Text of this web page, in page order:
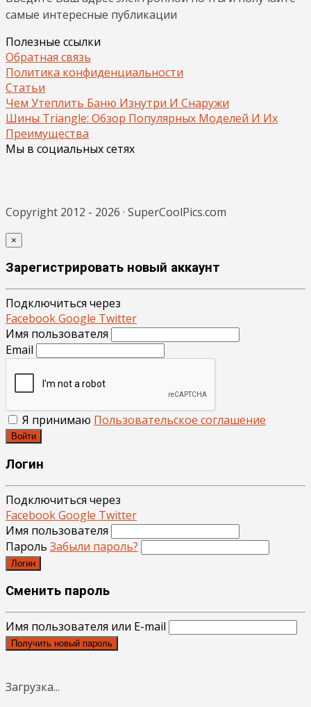
самые интересные публикации
Полезные ссылки
Обратная связь
Политика конфиденциальности
Статьи
Чем Утеплить Баню Изнутри И Снаружи
Шины Triangle: Обзор Популярных Моделей И Их
Преимущества
Мы в социальных сетях
Copyright 2012 - 2026 · SuperCoolPics.com
×
Зарегистрировать новый аккаунт
Подключиться через
FacebookGoogle Twitter
Имя пользователя
Email
Я принимаю Пользовательское соглашение
Войти
Логин
Подключиться через
FacebookGoogle Twitter
Имя пользователя
Пароль Забыли пароль?
Логин
Сменить пароль
Имя пользователя или E-mail
Получить новый пароль
Загрузка...